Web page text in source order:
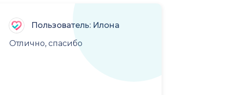
Пользователь: Илона
Отлично, спасибо